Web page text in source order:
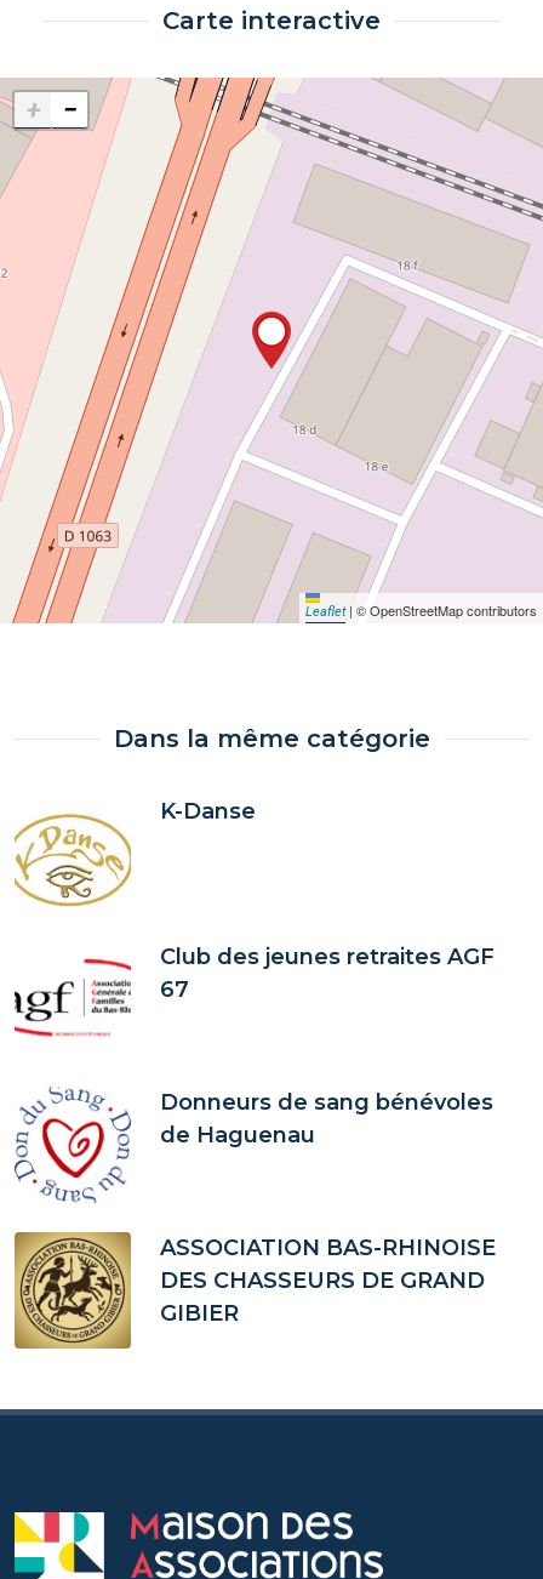
Carte interactive
+ −
Leaflet | © OpenStreetMap contributors
Dans la même catégorie
K-Danse
Club des jeunes retraites AGF
67
Donneurs de sang bénévoles
de Haguenau
ASSOCIATION BAS-RHINOISE
DES CHASSEURS DE GRAND
GIBIER